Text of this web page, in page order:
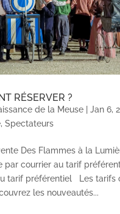
RÉSERVER ?
de la Meuse| Jan 6,
, Spectateurs
Des Flammes à la
par courrier au tarif
tarif préférentiel Les tarifs
les nouveautés...